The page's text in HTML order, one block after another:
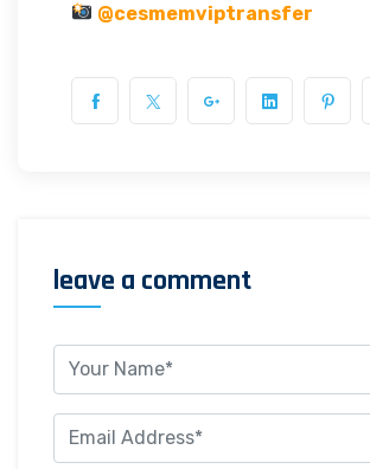
@cesmemviptransfer
leave a comment